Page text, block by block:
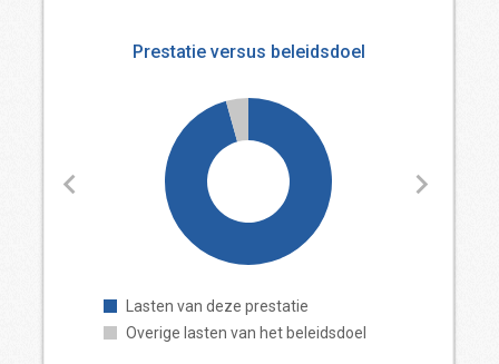
Prestatie versus beleidsdoel
Lasten van deze prestatie
Overige lasten van het beleidsdoel